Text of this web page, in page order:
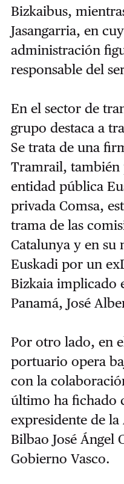
Bizkaibus,
Jasangarria, en
administración
responsable del
En el sector de
grupo destaca a
Se trata de una
Tramrail,
entidad pública
privada Comsa,
trama de las
Catalunya y en
Euskadi por un
Bizkaia implicado
Panamá, José
Por otro lado, en
portuario opera
con la
último ha fichado
expresidente de
Bilbao José Ángel
Gobierno Vasco.